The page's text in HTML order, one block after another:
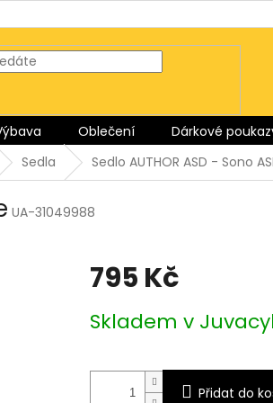
Oblečení Dárkové
Sedla Sedlo AUTHOR ASD - Sono
UA-31049988
795 Kč
cena:
Skladem v
Přidat do